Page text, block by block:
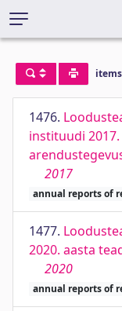
1476.
instituudi
2017
annual reports of
1477.
2020. aasta
2020
annual reports of